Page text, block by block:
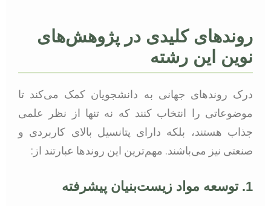
روندهای کلیدی در پژوهش‌های
نوین این رشته
درک روندهای جهانی به دانشجویان کمک می‌کند تا
موضوعاتی را انتخاب کنند که نه تنها از نظر علمی
جذاب هستند، بلکه دارای پتانسیل بالای کاربردی و
صنعتی نیز می‌باشند. مهم‌ترین این روندها عبارتند از:
1. توسعه مواد زیست‌بنیان پیشرفته